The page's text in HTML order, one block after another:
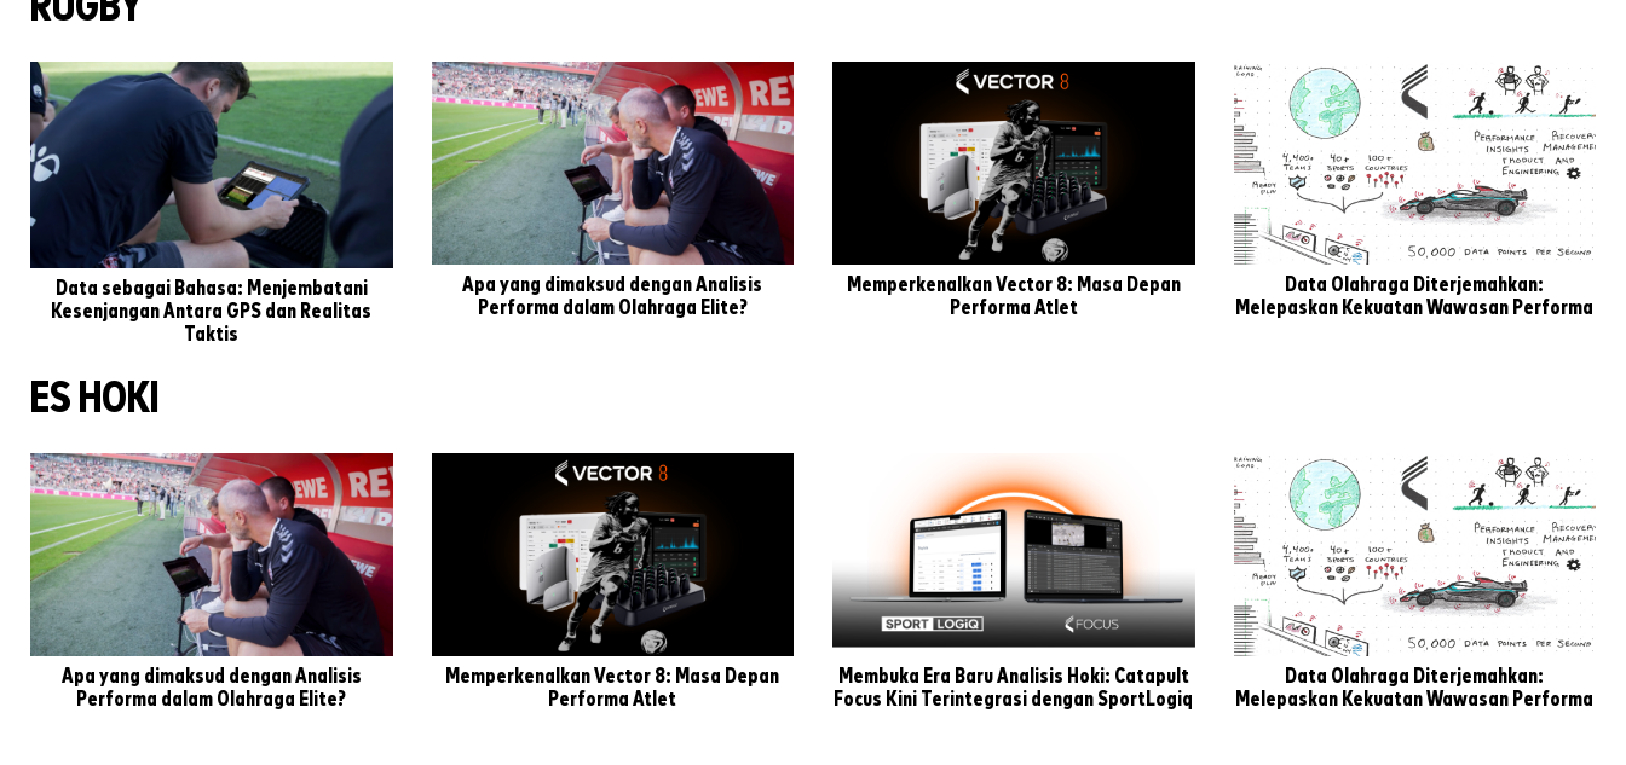
Data sebagai Bahasa: Menjembatani
Kesenjangan Antara GPS dan Realitas
Taktis
Apa yang dimaksud dengan Analisis
Performa dalam Olahraga Elite?
Memperkenalkan Vector 8: Masa Depan
Performa Atlet
Data Olahraga Diterjemahkan:
Melepaskan Kekuatan Wawasan Performa
ES HOKI
Apa yang dimaksud dengan Analisis
Performa dalam Olahraga Elite?
Memperkenalkan Vector 8: Masa Depan
Performa Atlet
Membuka Era Baru Analisis Hoki: Catapult
Focus Kini Terintegrasi dengan SportLogiq
Data Olahraga Diterjemahkan:
Melepaskan Kekuatan Wawasan Performa